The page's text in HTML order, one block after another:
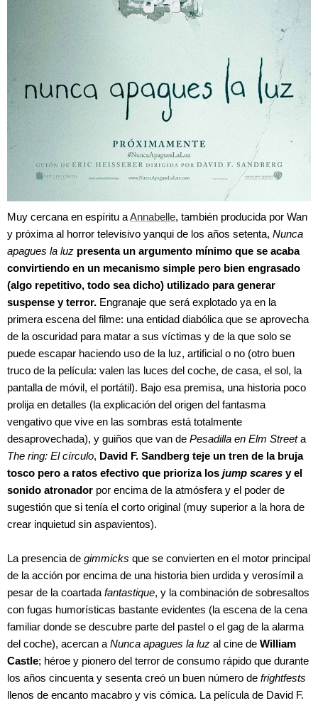
Muy cercana en espíritu aAnnabelle, también producida por Wan
y próxima al horror televisivo yanqui de los años setenta, Nunca
apagues la luz presenta un argumento mínimo que se acaba
convirtiendo en un mecanismo simple pero bien engrasado
(algo repetitivo, todo sea dicho) utilizado para generar
suspense y terror. Engranaje que será explotado ya en la
primera escena del filme: una entidad diabólica que se aprovecha
de la oscuridad para matar a sus víctimas y de la que solo se
puede escapar haciendo uso de la luz, artificial o no (otro buen
truco de la película: valen las luces del coche, de casa, el sol, la
pantalla de móvil, el portátil). Bajo esa premisa, una historia poco
prolija en detalles (la explicación del origen del fantasma
vengativo que vive en las sombras está totalmente
desaprovechada), y guiños que van de Pesadilla en Elm Streeta
The ring: El círculo, David F. Sandberg teje un tren de la bruja
tosco pero a ratos efectivo que prioriza los jump scares y el
sonido atronador por encima de la atmósfera y el poder de
sugestión que si tenía el corto original (muy superior a la hora de
crear inquietud sin aspavientos).
La presencia de gimmicks que se convierten en el motor principal
de la acción por encima de una historia bien urdida y verosímil a
pesar de la coartada fantastique, y la combinación de sobresaltos
con fugas humorísticas bastante evidentes (la escena de la cena
familiar donde se descubre parte del pastel o el gag de la alarma
del coche), acercan a Nunca apagues la luz al cine de William
Castle; héroe y pionero del terror de consumo rápido que durante
los años cincuenta y sesenta creó un buen número de frightfests
llenos de encanto macabro y vis cómica. La película de David F.